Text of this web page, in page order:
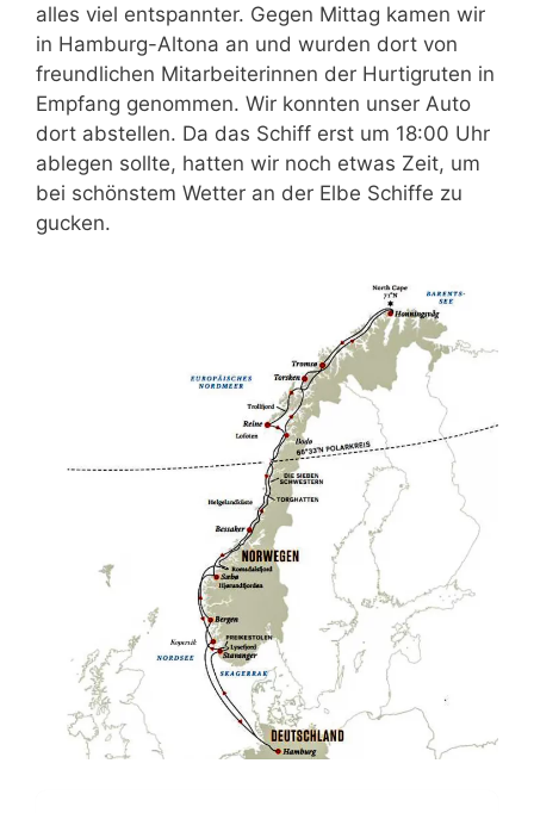
alles viel entspannter. Gegen Mittag kamen wir
in Hamburg-Altona an und wurden dort von
freundlichen Mitarbeiterinnen der Hurtigruten in
Empfang genommen. Wir konnten unser Auto
dort abstellen. Da das Schiff erst um 18:00 Uhr
ablegen sollte, hatten wir noch etwas Zeit, um
bei schönstem Wetter an der Elbe Schiffe zu
gucken.